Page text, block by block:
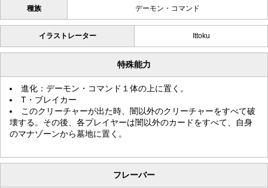
種族 デーモン・コマンド
イラストレーター Ittoku
特殊能力
進化：デーモン・コマンド１体の上に置く。
T・ブレイカー
このクリーチャーが出た時、闇以外のクリーチャーをすべて破
壊する。その後、各プレイヤーは闇以外のカードをすべて、自身
のマナゾーンから墓地に置く。
フレーバー